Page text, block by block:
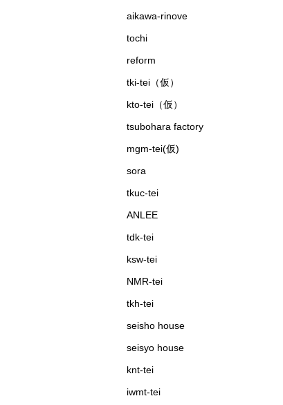
aikawa-rinove
tochi
reform
tki-tei（仮）
kto-tei（仮）
tsubohara factory
mgm-tei(仮)
sora
tkuc-tei
ANLEE
tdk-tei
ksw-tei
NMR-tei
tkh-tei
seisho house
seisyo house
knt-tei
iwmt-tei